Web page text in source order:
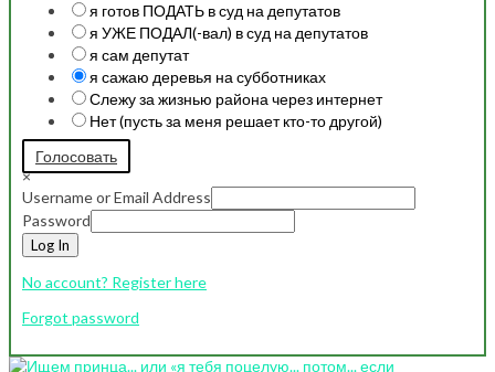
я готов ПОДАТЬ в суд на депутатов
я УЖЕ ПОДАЛ(-вал) в суд на депутатов
я сам депутат
я сажаю деревья на субботниках
Слежу за жизнью района через интернет
Нет (пусть за меня решает кто-то другой)
Голосовать
×
Username or Email Address
Password
Log In
No account? Register here
Forgot password